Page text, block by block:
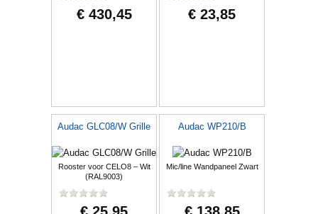
€ 430,45 € 23,85
Audac GLC08/W Grille
Rooster voor CELO8 – Wit
(RAL9003)
Audac WP210/B
Mic/line Wandpaneel Zwart